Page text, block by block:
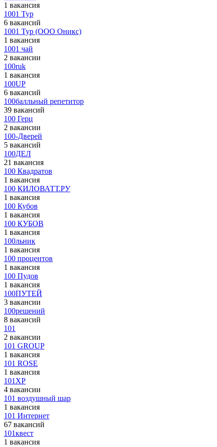
1 вакансия
1001 Тур
6 вакансий
1001 Тур (ООО Оникс)
1 вакансия
1001 чай
2 вакансии
100ruk
1 вакансия
100UP
6 вакансий
100балльный репетитор
39 вакансий
100 Герц
2 вакансии
100-Дверей
5 вакансий
100ДЕЛ
21 вакансия
100 Квадратов
1 вакансия
100 КИЛОВАТТ.РУ
1 вакансия
100 Кубов
1 вакансия
100 КУБОВ
1 вакансия
100льник
1 вакансия
100 процентов
1 вакансия
100 Пудов
1 вакансия
100ПУТЕЙ
3 вакансии
100решений
8 вакансий
101
2 вакансии
101 GROUP
1 вакансия
101 ROSE
1 вакансия
101XP
4 вакансии
101 воздушный шар
1 вакансия
101 Интернет
67 вакансий
101квест
1 вакансия